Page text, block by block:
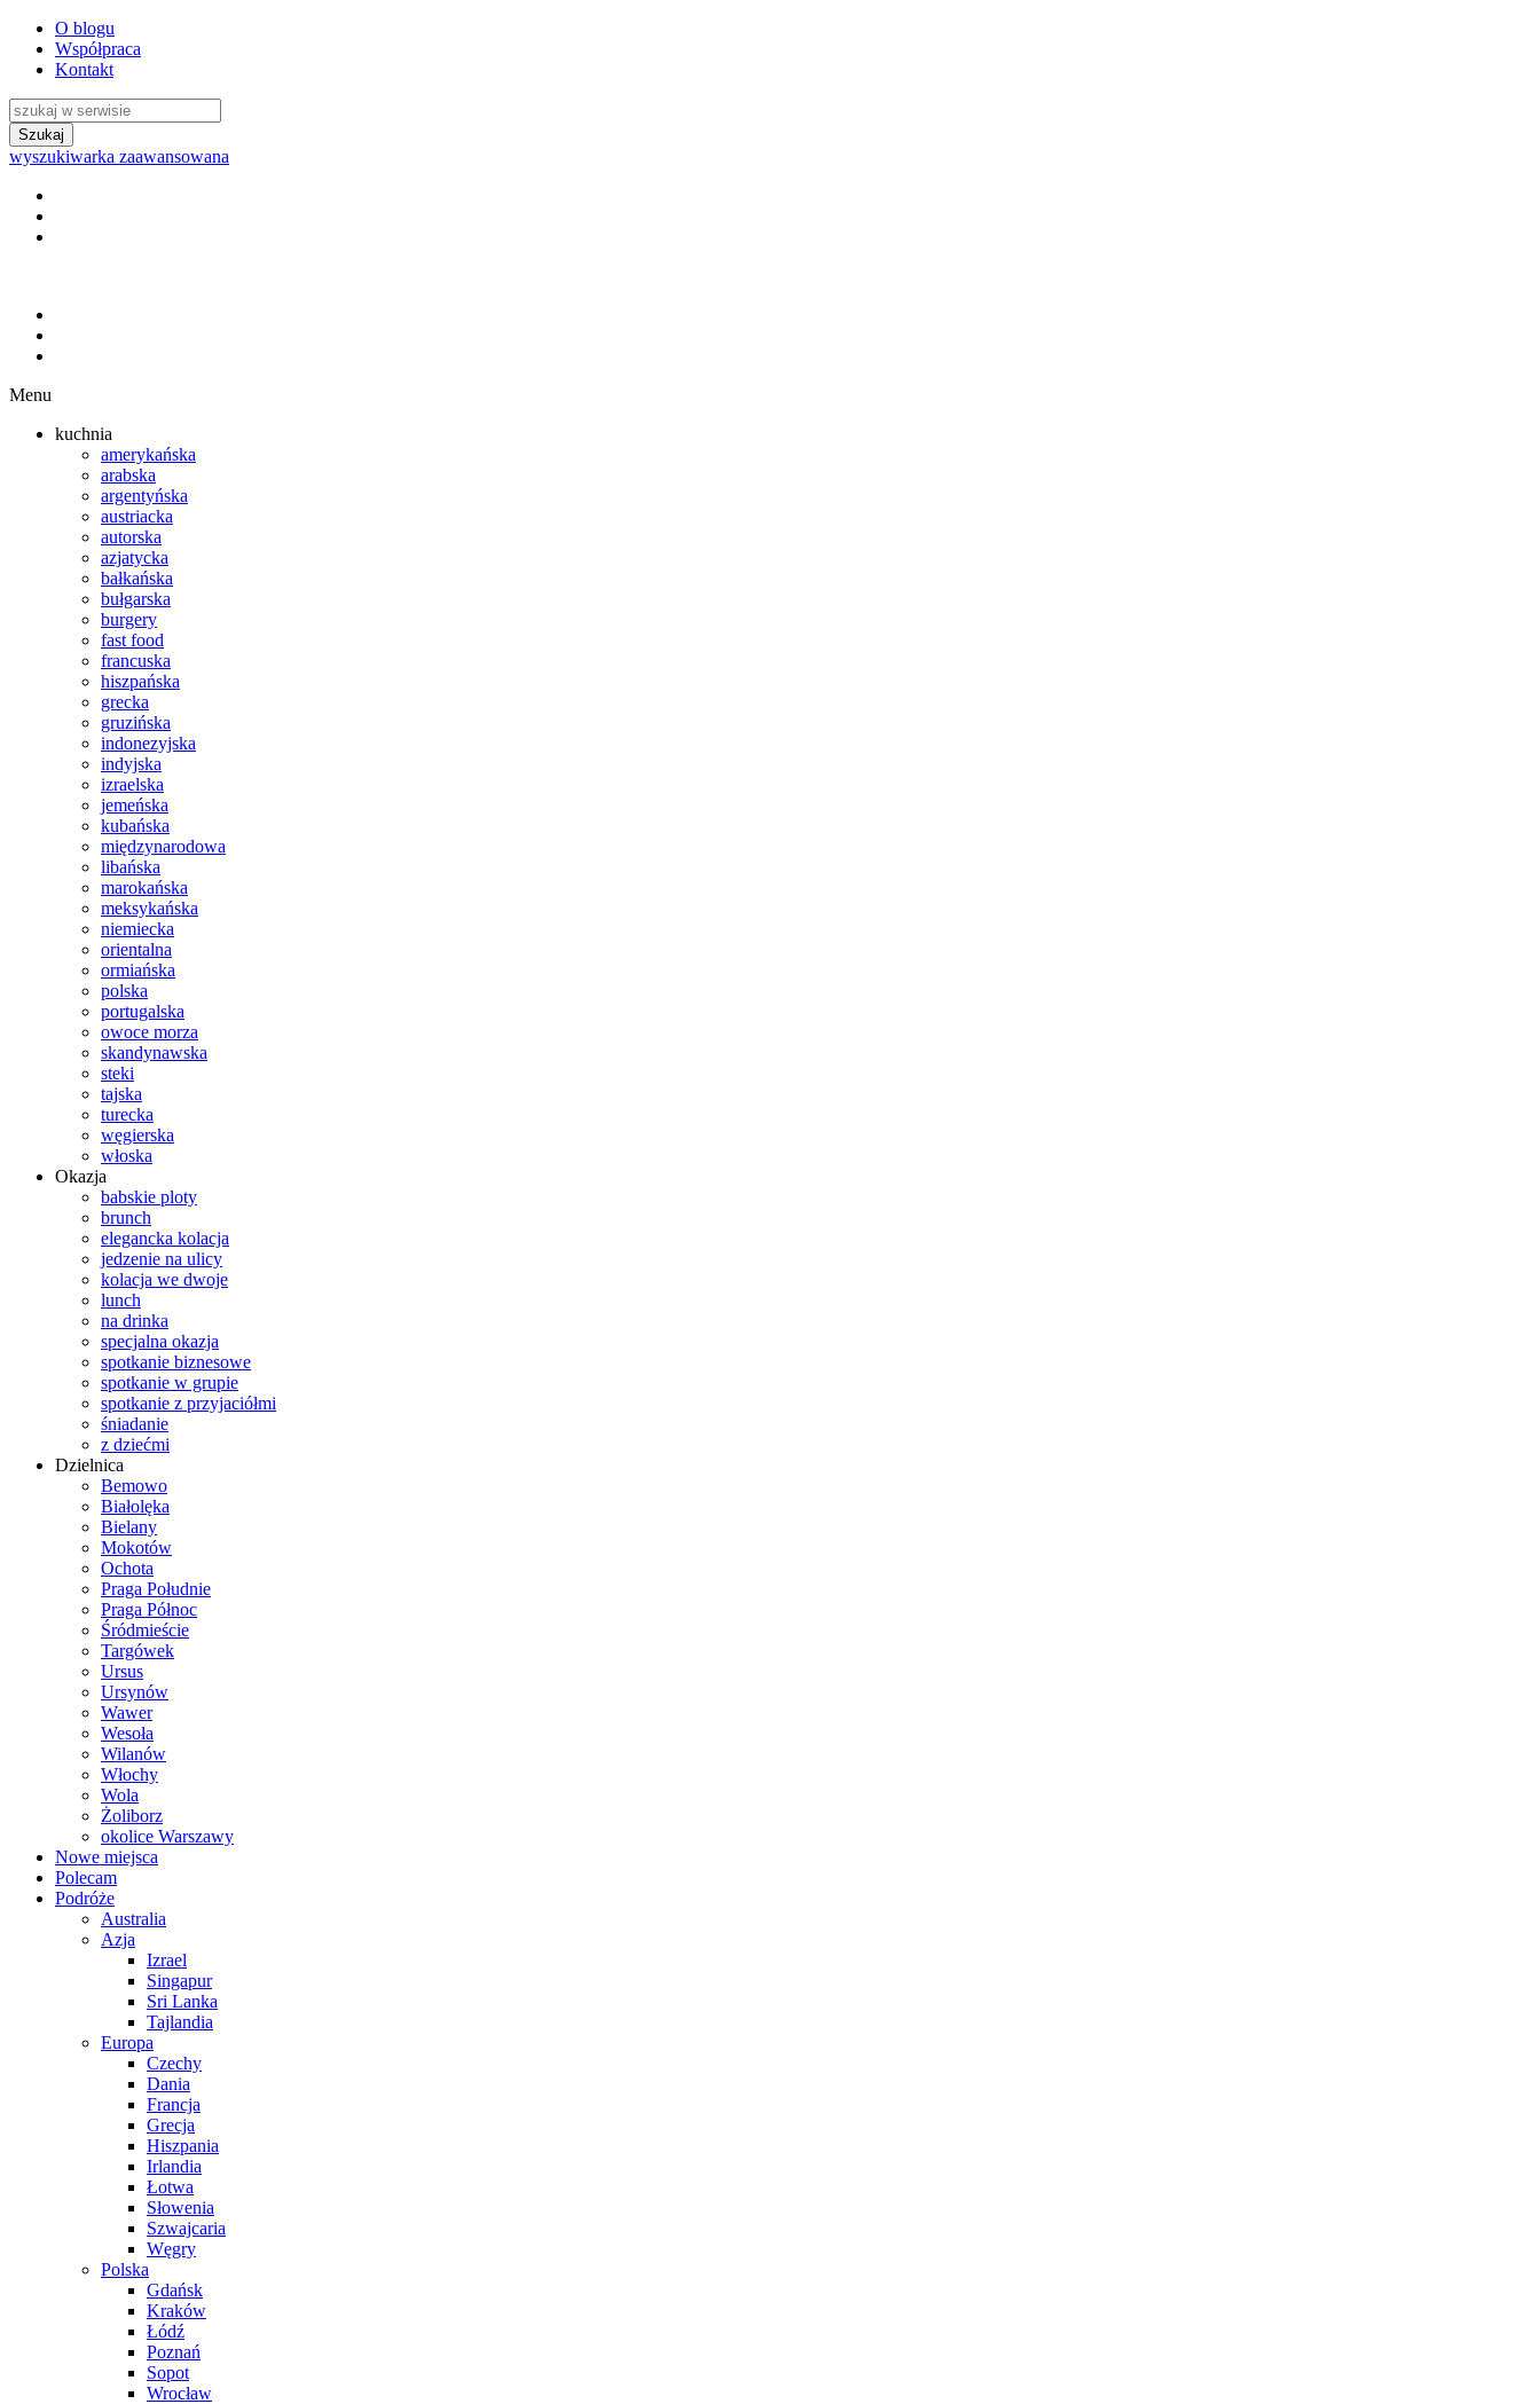
O blogu
Współpraca
Kontakt
wyszukiwarka zaawansowana
Menu
kuchnia
amerykańska
arabska
argentyńska
austriacka
autorska
azjatycka
bałkańska
bułgarska
burgery
fast food
francuska
hiszpańska
grecka
gruzińska
indonezyjska
indyjska
izraelska
jemeńska
kubańska
międzynarodowa
libańska
marokańska
meksykańska
niemiecka
orientalna
ormiańska
polska
portugalska
owoce morza
skandynawska
steki
tajska
turecka
węgierska
włoska
Okazja
babskie ploty
brunch
elegancka kolacja
jedzenie na ulicy
kolacja we dwoje
lunch
na drinka
specjalna okazja
spotkanie biznesowe
spotkanie w grupie
spotkanie z przyjaciółmi
śniadanie
z dziećmi
Dzielnica
Bemowo
Białolęka
Bielany
Mokotów
Ochota
Praga Południe
Praga Północ
Śródmieście
Targówek
Ursus
Ursynów
Wawer
Wesoła
Wilanów
Włochy
Wola
Żoliborz
okolice Warszawy
Nowe miejsca
Polecam
Podróże
Australia
Azja
Izrael
Singapur
Sri Lanka
Tajlandia
Europa
Czechy
Dania
Francja
Grecja
Hiszpania
Irlandia
Łotwa
Słowenia
Szwajcaria
Węgry
Polska
Gdańsk
Kraków
Łódź
Poznań
Sopot
Wrocław